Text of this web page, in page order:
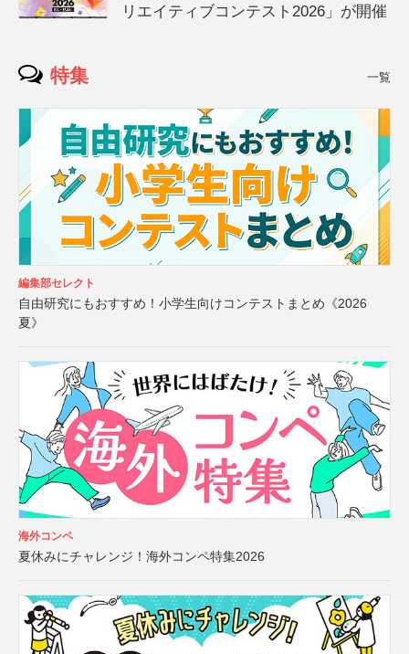
リエイティブコンテスト2026」が開催
特集 一覧
編集部セレクト
自由研究にもおすすめ！小学生向けコンテストまとめ《2026
夏》
海外コンペ
夏休みにチャレンジ！海外コンペ特集2026